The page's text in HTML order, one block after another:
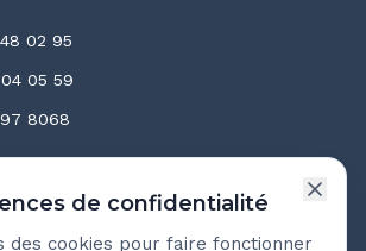
02 95
05 59
8068
de confidentialité
des cookies pour faire fonctionner